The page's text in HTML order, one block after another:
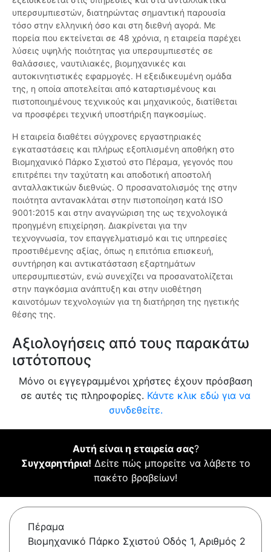
υπερσυμπιεστών, διατηρώντας σημαντική παρουσία
τόσο στην ελληνική όσο και στη διεθνή αγορά. Με
πορεία που εκτείνεται σε 48 χρόνια, η εταιρεία παρέχει
λύσεις υψηλής ποιότητας για υπερσυμπιεστές σε
θαλάσσιες, ναυτιλιακές, βιομηχανικές και
αυτοκινητιστικές εφαρμογές. Η εξειδικευμένη ομάδα
της, η οποία αποτελείται από καταρτισμένους και
πιστοποιημένους τεχνικούς και μηχανικούς, διατίθεται
να προσφέρει τεχνική υποστήριξη παγκοσμίως.
Η εταιρεία διαθέτει σύγχρονες εργαστηριακές
εγκαταστάσεις και πλήρως εξοπλισμένη αποθήκη στο
Βιομηχανικό Πάρκο Σχιστού στο Πέραμα, γεγονός που
επιτρέπει την ταχύτατη και αποδοτική αποστολή
ανταλλακτικών διεθνώς. Ο προσανατολισμός της στην
ποιότητα αντανακλάται στην πιστοποίηση κατά ISO
9001:2015 και στην αναγνώριση της ως τεχνολογικά
προηγμένη επιχείρηση. Διακρίνεται για την
τεχνογνωσία, τον επαγγελματισμό και τις υπηρεσίες
προστιθέμενης αξίας, όπως η επιτόπια επισκευή,
συντήρηση και αντικατάσταση εξαρτημάτων
υπερσυμπιεστών, ενώ συνεχίζει να προσανατολίζεται
στην παγκόσμια ανάπτυξη και στην υιοθέτηση
καινοτόμων τεχνολογιών για τη διατήρηση της ηγετικής
θέσης της.
Αξιολογήσεις από τους παρακάτω
ιστότοπους
Μόνο οι εγγεγραμμένοι χρήστες έχουν πρόσβαση
σε αυτές τις πληροφορίες. Κάντε κλικ εδώ για να
συνδεθείτε.
Αυτή είναι η εταιρεία σας?
Συγχαρητήρια! Δείτε πώς μπορείτε να λάβετε το
πακέτο βραβείων!
Πέραμα
Βιομηχανικό Πάρκο Σχιστού Οδός 1, Αριθμός 2